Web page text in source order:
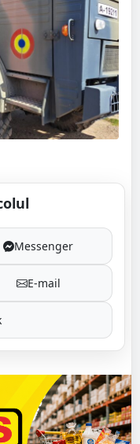
Messenger
E-mail